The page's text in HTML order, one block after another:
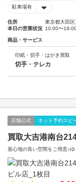
駐車場有
住所
東京都大田
本日の営業状況 10:00〜
商品・サービス
印紙・切手・はがき買取
切手・テレカ
店舗公式 ネット予約スピ
買取大吉港南台
居心地の良い空間をご用意♪